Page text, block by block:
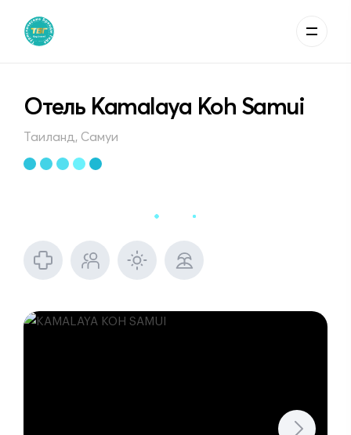
Отель Kamalaya Koh Samui
Таиланд, Самуи